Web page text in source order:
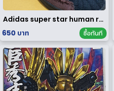
Adidas super star human race limited edition
650 บาท
ซื้อทันที